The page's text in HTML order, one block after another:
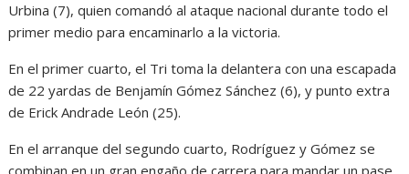
Urbina (7), quien comandó al ataque nacional durante todo el
primer medio para encaminarlo a la victoria.
En el primer cuarto, el Tri toma la delantera con una escapada
de 22 yardas de Benjamín Gómez Sánchez (6), y punto extra
de Erick Andrade León (25).
En el arranque del segundo cuarto, Rodríguez y Gómez se
combinan en un gran engaño de carrera para mandar un pase